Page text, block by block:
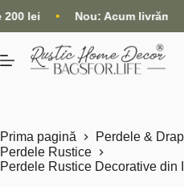
la
conținut
Acum livrăm și internațional,
Prima pagină
Perdele &
Perdele Rustice
Perdele Rustice Decorative din